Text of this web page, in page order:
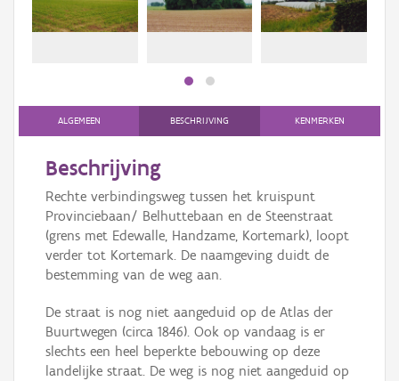
Persoon of collectief
AanmeldenALGEMEEN BESCHRIJVING KENMERKEN
Beschrijving
Rechte verbindingsweg tussen het kruispunt
Provinciebaan/ Belhuttebaan en de Steenstraat
(grens met Edewalle, Handzame, Kortemark), loopt
verder tot Kortemark. De naamgeving duidt de
bestemming van de weg aan.
De straat is nog niet aangeduid op de Atlas der
Buurtwegen (circa 1846). Ook op vandaag is er
slechts een heel beperkte bebouwing op deze
landelijke straat. De weg is nog niet aangeduid op